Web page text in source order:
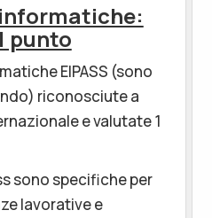
punto
EIPASS (sono
riconosciute a
e valutate 1
sono specifiche per
lavorative e